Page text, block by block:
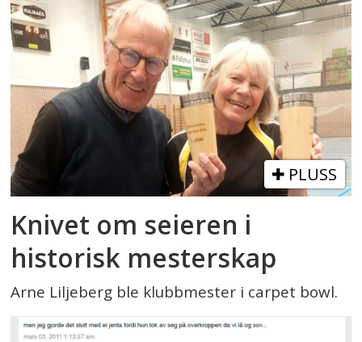
PLUSS
Knivet om seieren i
historisk mesterskap
Arne Liljeberg ble klubbmester i carpet bowl.